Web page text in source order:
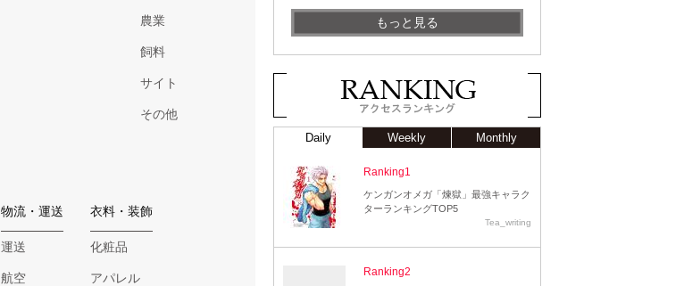
農業
飼料
サイト
その他
物流・運送
運送
航空
衣料・装飾
化粧品
アパレル
もっと見る
Daily Weekly Monthly
Ranking1
ケンガンオメガ「煉獄」最強キャラク
ターランキングTOP5
Tea_writing
Ranking2